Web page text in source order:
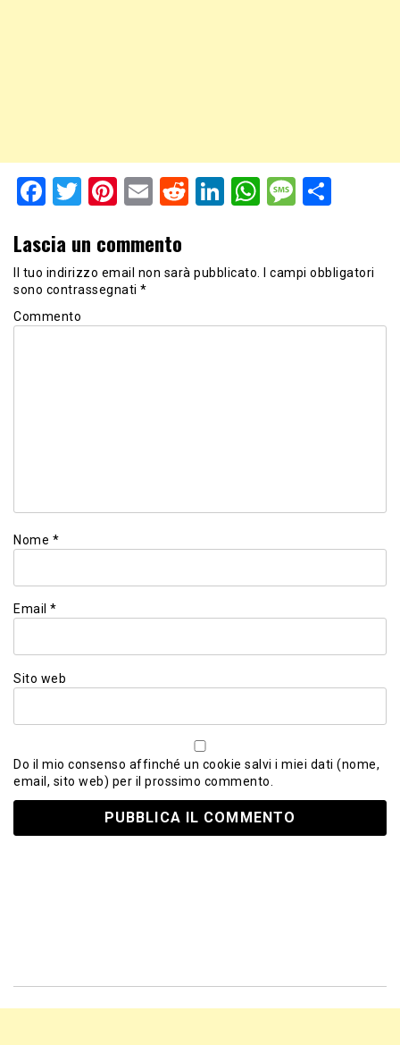
Facebook
Twitter
Pinterest
EmailRedditLinkedIn
WhatsApp
Lascia un commento
Il tuo indirizzo email non sarà pubblicato.
I campi obbligatori
sono contrassegnati *
Commento
Nome *
Email *
Sito web
Do il mio consenso affinché un cookie salvi i miei dati (nome,
email, sito web) per il prossimo commento.